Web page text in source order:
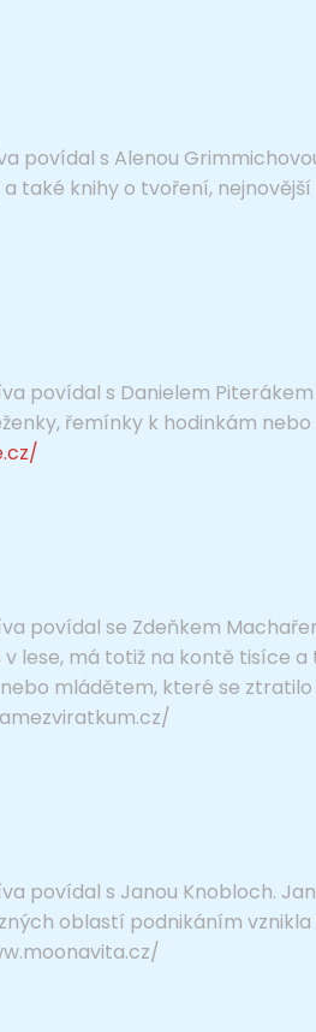
povídal s Alenou
také knihy o tvoření,
povídal s Danielem
řemínky k hodinkám
povídal se Zdeňkem
lese, má totiž na kontě tisíce
mládětem, které se
povídal s Janou Knobloch.
oblastí podnikáním